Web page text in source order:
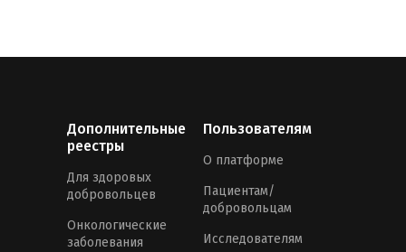
Дополнительные
реестры
Для здоровых
добровольцев
Онкологические
заболевания
Пользователям
О платформе
Пациентам/
добровольцам
Исследователям